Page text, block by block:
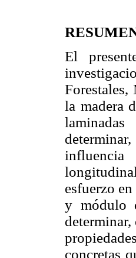
El
Forestales,
la madera
esfuerzo
y módulo
determinar,
concretas